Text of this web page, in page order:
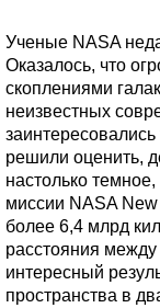
Ученые NASA
Оказалось, что
скоплениями
неизвестных
решили оценить,
настолько
миссии NASA
более 6,4 млрд
расстояния
интересный
пространства в